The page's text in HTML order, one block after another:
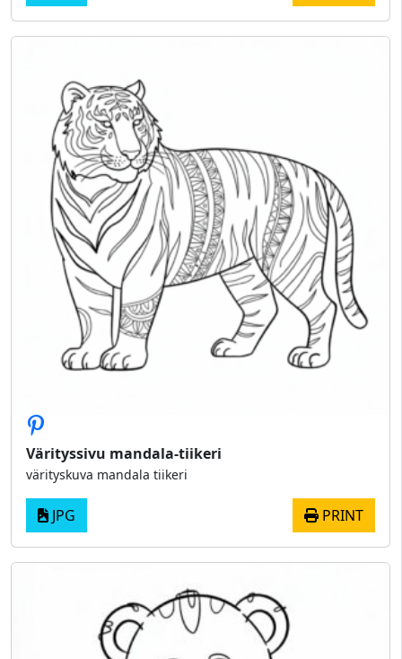
Värityssivu mandala-tiikeri
värityskuva mandala tiikeri
JPG PRINT